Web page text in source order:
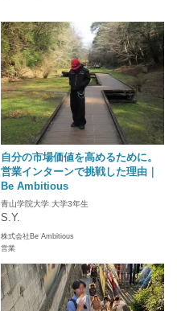
自分の市場価値を高めるために。
営業インターンで挑戦した理由｜
Be Ambitious
青山学院大学 大学3年生
S.Y.
株式会社Be Ambitious
営業